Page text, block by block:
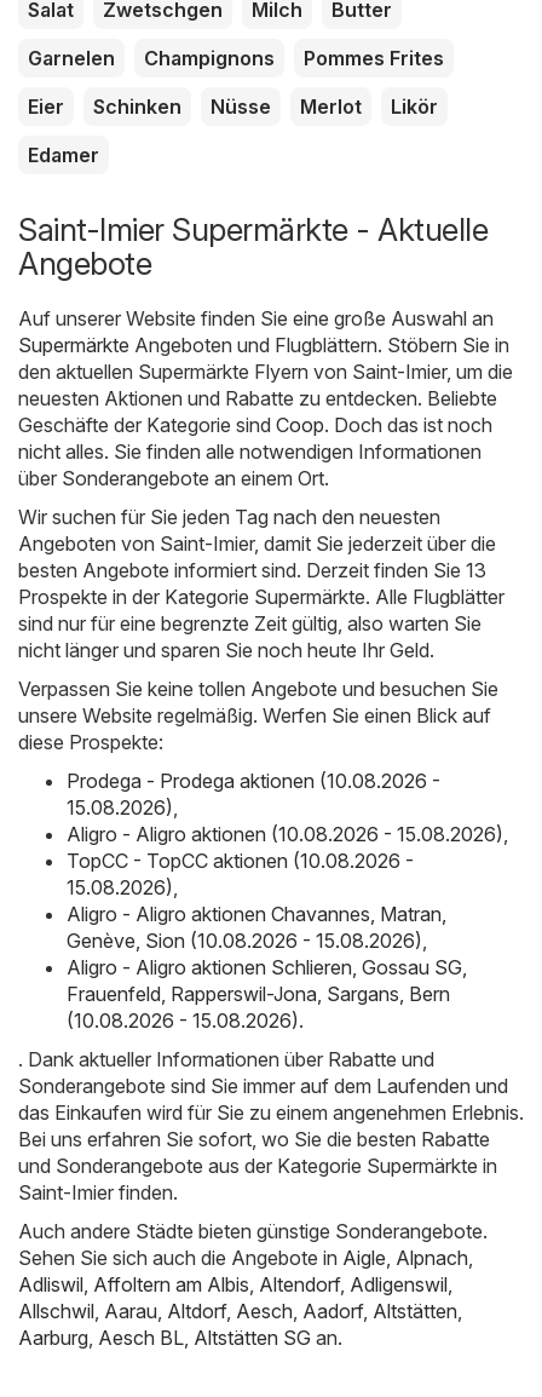
Salat
Zwetschgen Milch
Butter
Garnelen
Champignons
Pommes Frites
Eier
Schinken Nüsse Merlot
Likör
Edamer
Saint-Imier Supermärkte - Aktuelle
Angebote
Auf unserer Website finden Sie eine große Auswahl an
Supermärkte Angeboten und Flugblättern. Stöbern Sie in
den aktuellen Supermärkte Flyern von Saint-Imier, um die
neuesten Aktionen und Rabatte zu entdecken. Beliebte
Geschäfte der Kategorie sind Coop. Doch das ist noch
nicht alles. Sie finden alle notwendigen Informationen
über Sonderangebote an einem Ort.
Wir suchen für Sie jeden Tag nach den neuesten
Angeboten von Saint-Imier, damit Sie jederzeit über die
besten Angebote informiert sind. Derzeit finden Sie 13
Prospekte in der Kategorie Supermärkte. Alle Flugblätter
sind nur für eine begrenzte Zeit gültig, also warten Sie
nicht länger und sparen Sie noch heute Ihr Geld.
Verpassen Sie keine tollen Angebote und besuchen Sie
unsere Website regelmäßig. Werfen Sie einen Blick auf
diese Prospekte:
Prodega - Prodega aktionen (10.08.2026 -
15.08.2026),
Aligro - Aligro aktionen (10.08.2026 - 15.08.2026),
TopCC - TopCC aktionen (10.08.2026 -
15.08.2026),
Aligro - Aligro aktionen Chavannes, Matran,
Genève, Sion (10.08.2026 - 15.08.2026),
Aligro - Aligro aktionen Schlieren, Gossau SG,
Frauenfeld, Rapperswil-Jona, Sargans, Bern
(10.08.2026 - 15.08.2026).
. Dank aktueller Informationen über Rabatte und
Sonderangebote sind Sie immer auf dem Laufenden und
das Einkaufen wird für Sie zu einem angenehmen Erlebnis.
Bei uns erfahren Sie sofort, wo Sie die besten Rabatte
und Sonderangebote aus der Kategorie Supermärkte in
Saint-Imier finden.
Auch andere Städte bieten günstige Sonderangebote.
Sehen Sie sich auch die Angebote in Aigle, Alpnach,
Adliswil, Affoltern am Albis, Altendorf, Adligenswil,
Allschwil, Aarau, Altdorf, Aesch, Aadorf, Altstätten,
Aarburg, Aesch BL, Altstätten SG an.